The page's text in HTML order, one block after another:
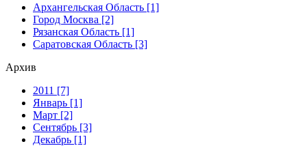
Архангельская Область [1]
Город Москва [2]
Рязанская Область [1]
Саратовская Область [3]
Архив
2011 [7]
Январь [1]
Март [2]
Сентябрь [3]
Декабрь [1]